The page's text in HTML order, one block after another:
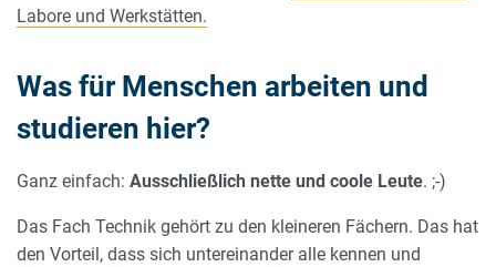
Labore und Werkstätten.
Was für Menschen arbeiten und
studieren hier?
Ganz einfach: Ausschließlich nette und coole Leute. ;-)
Das Fach Technik gehört zu den kleineren Fächern. Das hat
den Vorteil, dass sich untereinander alle kennen und